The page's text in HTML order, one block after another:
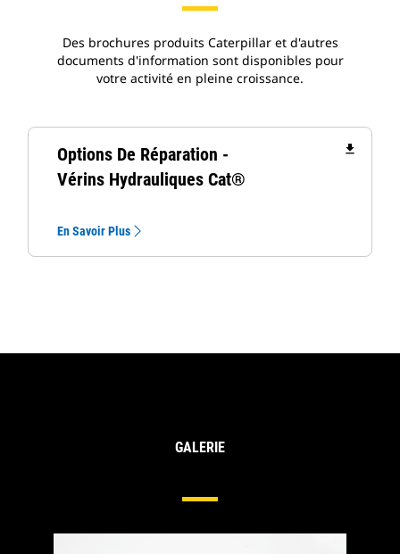
Des brochures produits Caterpillar et d'autres
documents d'information sont disponibles pour
votre activité en pleine croissance.
Options De Réparation -
Vérins Hydrauliques Cat®
file_download
En Savoir Plus
GALERIE